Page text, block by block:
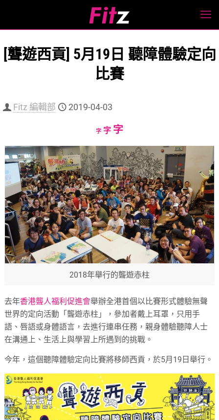
[聾遊西貢] 5月19日 聽障體驗定向
比賽
Fitz 編輯部 2019-04-03
字Decrease
size.
字Reset
size.
字Increase
size.
2018年舉行的聾遊赤柱
去年香港聾人福利促進會舉辦全港首個以比賽形式體驗無聲
世界的定向活動「聾遊赤柱」，參加者戴上耳罩，只用手
語、唇語或身體語言，去進行連串任務，親身體驗聽障人士
在溝通上、生活上與學習上所遇到的挑戰。
今年，這個聽障體驗定向比賽將移師西貢，於5月19日舉行。